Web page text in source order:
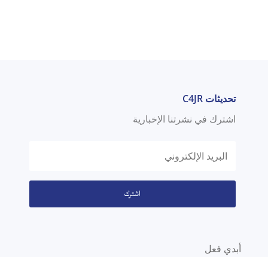
تحديثات C4JR
اشترك في نشرتنا الإخبارية
اشترك
أبدي فعل